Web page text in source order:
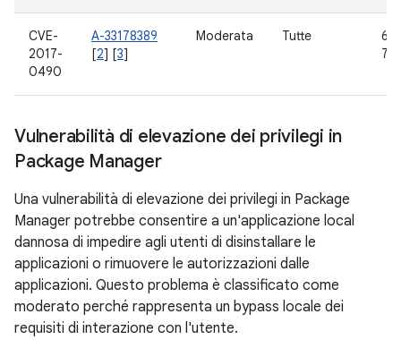
CVE-
2017-
0490
A-33178389
[2] [3]
Moderata Tutte
Vulnerabilità di elevazione dei privilegi in
Package Manager
Una vulnerabilità di elevazione dei privilegi in Package
Manager potrebbe consentire a un'applicazione local
dannosa di impedire agli utenti di disinstallare le
applicazioni o rimuovere le autorizzazioni dalle
applicazioni. Questo problema è classificato come
moderato perché rappresenta un bypass locale dei
requisiti di interazione con l'utente.